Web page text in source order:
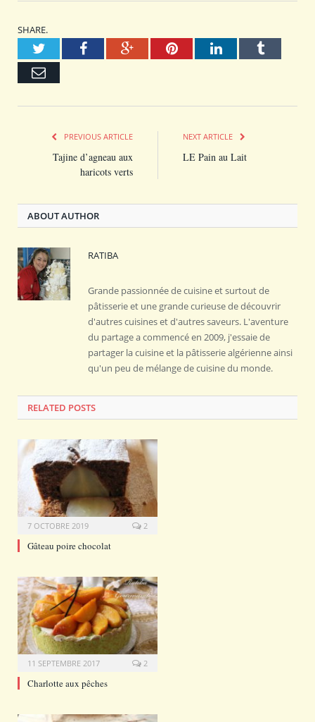
SHARE.
TwitterFacebookGoogle+PinterestLinkedInTumblr
Email
PREVIOUS ARTICLE
Tajine d’agneau aux
haricots verts
NEXT ARTICLE
LE Pain au Lait
ABOUT AUTHOR
RATIBA
Grande passionnée de cuisine et surtout de
pâtisserie et une grande curieuse de découvrir
d'autres cuisines et d'autres saveurs. L'aventure
du partage a commencé en 2009, j'essaie de
partager la cuisine et la pâtisserie algérienne ainsi
qu'un peu de mélange de cuisine du monde.
RELATED POSTS
7 OCTOBRE 2019 2
Gâteau poire chocolat
11 SEPTEMBRE 2017 2
Charlotte aux pêches